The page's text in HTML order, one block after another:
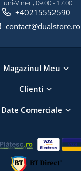
Luni-Vineri, 09.00 - 17.00
+40215552590
contact@dualstore.ro
Magazinul Meu
Clienti
Date Comerciale